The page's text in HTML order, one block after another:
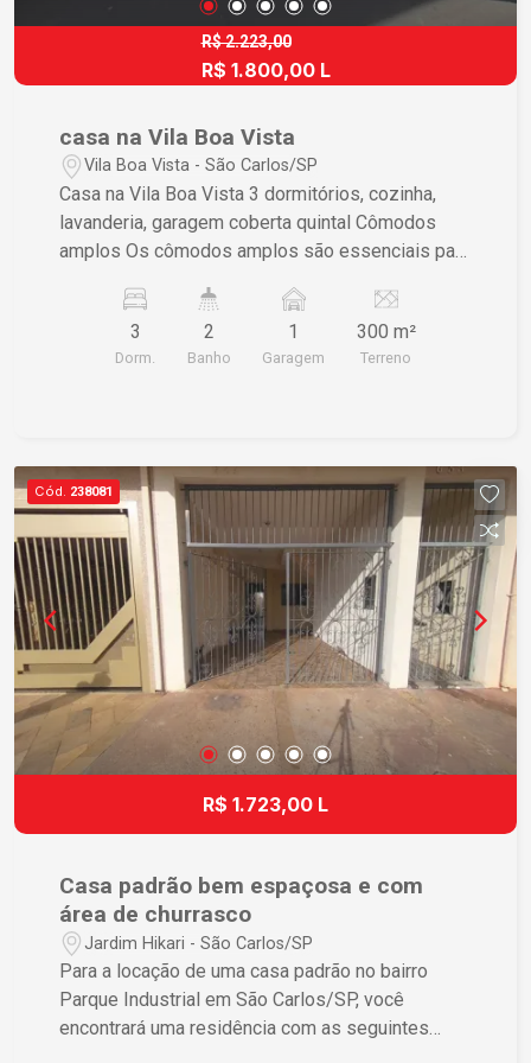
que buscam um espaço bem estruturado para
crescer e atender seus clientes com conforto e
R$ 2.223,00
R$ 1.800,00 L
casa na Vila Boa Vista
Vila Boa Vista - São Carlos/SP
Casa na Vila Boa Vista 3 dormitórios, cozinha,
lavanderia, garagem coberta quintal Cômodos
amplos Os cômodos amplos são essenciais para
3
Dorm.
2
Banho
1
Garagem
300 m²
Terreno
Cód. 238081
R$ 1.723,00 L
Casa padrão bem espaçosa e com
área de churrasco
Jardim Hikari - São Carlos/SP
Para a locação de uma casa padrão no bairro
Parque Industrial em São Carlos/SP, você
encontrará uma residência com as seguintes